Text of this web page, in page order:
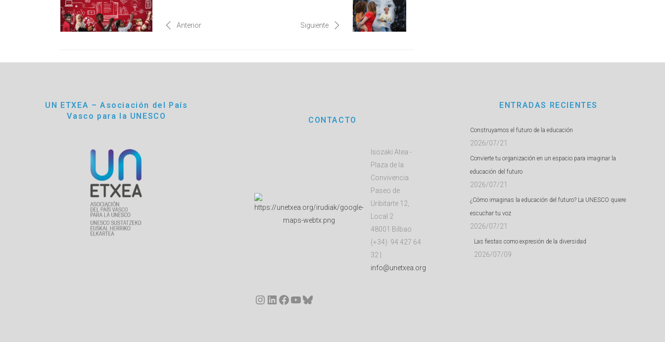
Anterior Siguiente
UN ETXEA – Asociación del País
Vasco para la UNESCO
CONTACTO
Isozaki Atea -
Plaza de la
Convivencia
Paseo de
Uribitarte 12,
Local 2
48001 Bilbao
(+34) 94 427 64
32 |
info@unetxea.org
Instagram
LinkedIn
Facebook
YouTube
Bluesky
ENTRADAS RECIENTES
Construyamos el futuro de la educación
2026/07/21
Convierte tu organización en un espacio para imaginar la
educación del futuro
2026/07/21
¿Cómo imaginas la educación del futuro? La UNESCO quiere
escuchar tu voz
2026/07/21
Las fiestas como expresión de la diversidad
2026/07/09